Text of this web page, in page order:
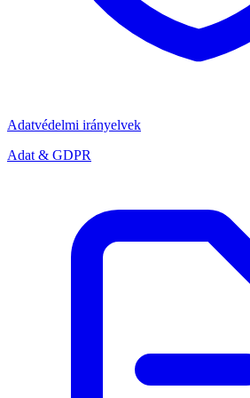
Adatvédelmi irányelvek
Adat & GDPR